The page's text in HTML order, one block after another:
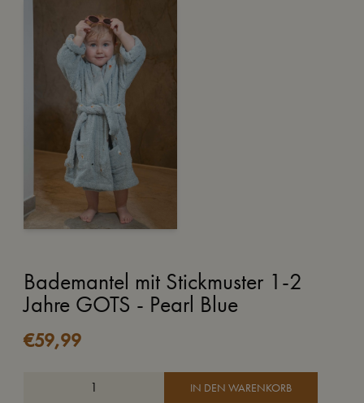
Bademantel mit Stickmuster 1-2
Jahre GOTS - Pearl Blue
€59,99
IN DEN WARENKORB